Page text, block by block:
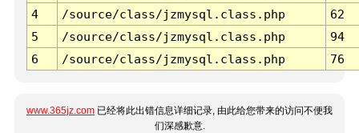
4
/source/class/jzmysql.class.php
62
5
/source/class/jzmysql.class.php
94
6
/source/class/jzmysql.class.php 76
www.365jz.com 已经将此出错信息详细记录, 由此给您带来的访问不便我
们深感歉意.